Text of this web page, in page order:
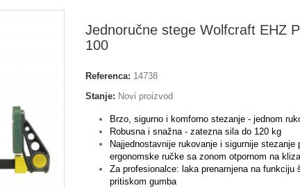
Jednoručne stege Wolfcraft EHZ
100
Referenca: 14738
Stanje: Novi proizvod
Brzo, sigurno i komforno stezanje - jednom
Robusna i snažna - zatezna sila do 120 kg
Najjednostavnije rukovanje i sigurnije stezanje
ergonomske ručke sa zonom otpornom na
Za profesionalce: laka prenamjena na funkciju
pritiskom gumba